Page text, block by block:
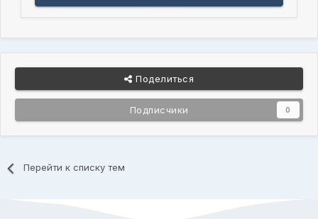
Поделиться
Подписчики 0
Перейти к списку тем